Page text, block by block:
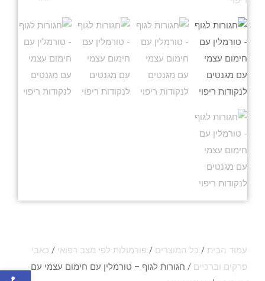
פתח
עמוד הבית / כל המוצרים / פורמולות לפי מצב רפואי / כאבי
פרקים וברכיים / חגורות לגוף – טורמלין עם חימום עצמי עם